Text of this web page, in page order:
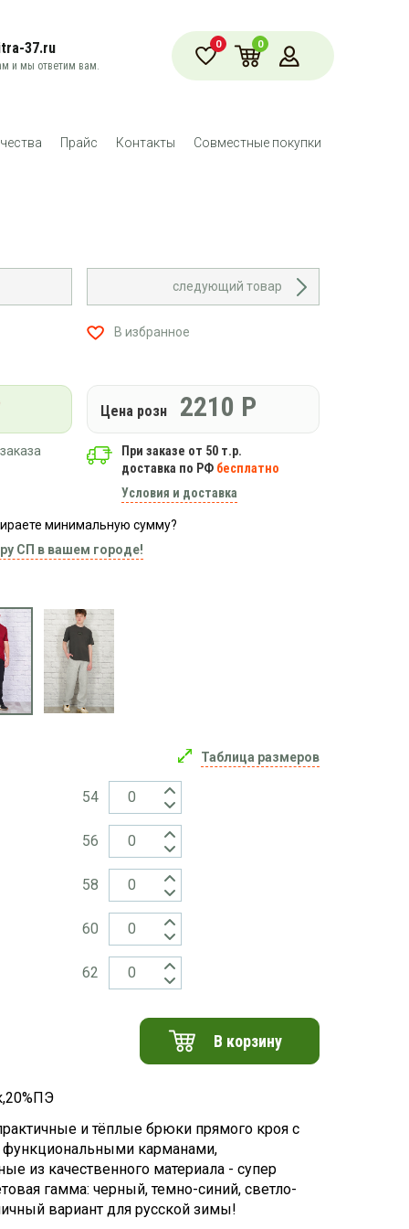
37.ru
и мы ответим вам.
0 0
Прайс Контакты Совместные покупки
следующий товар
В избранное
Цена розн 2210 Р
При заказе от 50 т.р.
доставка по РФ бесплатно
Условия и доставка
минимальную сумму?
СП в вашем городе!
Таблица размеров
54
56
58
60
62
В корзину
и тёплые брюки прямого кроя с
карманами,
из качественного материала - супер
гамма: черный, темно-синий, светло-
вариант для русской зимы!